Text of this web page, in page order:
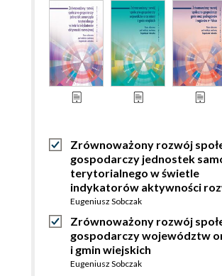
Zrównoważony rozwój
gospodarczy jednostek
terytorialnego w świetle
indykatorów aktywności
Eugeniusz Sobczak
Zrównoważony rozwój
gospodarczy województw
i gmin wiejskich
Eugeniusz Sobczak